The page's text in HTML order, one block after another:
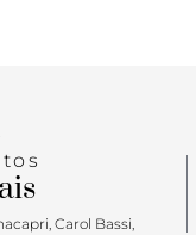
Carol Bassi,